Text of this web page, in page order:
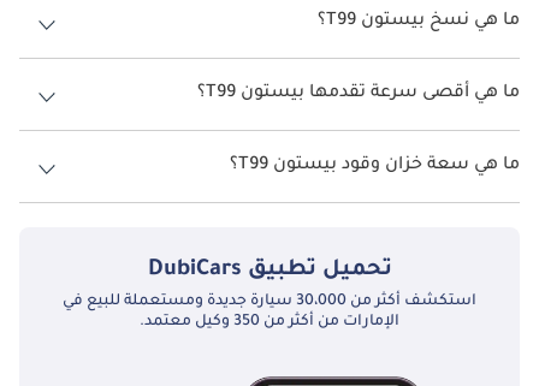
بيستون T99 هو TBD.
ما هي نسخ بيستون T99؟
نسخ بيستون T99 هي .
ما هي أقصى سرعة تقدمها بيستون T99؟
السرعة القصوى بيستون T99 هي TBD.
ما هي سعة خزان وقود بيستون T99؟
تبلغ سعة خزان الوقود في بيستون T99 TBD.
تحميل تطبيق DubiCars
استكشف أكثر من 30،000 سيارة جديدة ومستعملة للبيع في
الإمارات من أكثر من 350 وكيل معتمد.